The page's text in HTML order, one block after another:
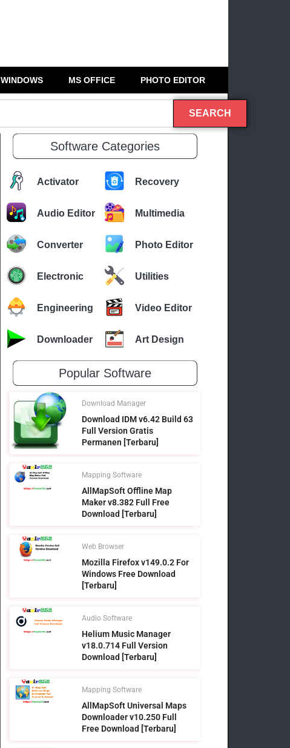
WINDOWS MS OFFICE PHOTO EDITOR
SEARCH
Software Categories
Activator Recovery
Audio Editor Multimedia
Converter Photo Editor
Electronic Utilities
Engineering Video Editor
Downloader Art Design
Popular Software
Download Manager
Download IDM v6.42 Build 63
Full Version Gratis
Permanen [Terbaru]
Mapping Software
AllMapSoft Offline Map
Maker v8.382 Full Free
Download [Terbaru]
Web Browser
Mozilla Firefox v149.0.2 For
Windows Free Download
[Terbaru]
Audio Software
Helium Music Manager
v18.0.714 Full Version
Download [Terbaru]
Mapping Software
AllMapSoft Universal Maps
Downloader v10.250 Full
Free Download [Terbaru]